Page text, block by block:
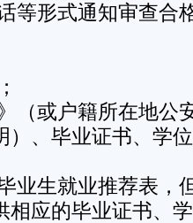
等形式通知审查合
（或户籍所在地公
）、毕业证书、学
业生就业推荐表，
相应的毕业证书、